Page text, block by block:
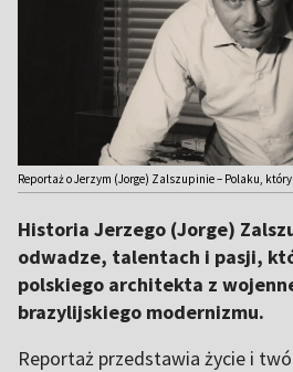
Reportaż o Jerzym (Jorge) Zalszupinie – Polaku,
Historia Jerzego (Jorge)
odwadze, talentach i pasji,
polskiego architekta z
brazylijskiego modernizmu.
Reportaż przedstawia życie i